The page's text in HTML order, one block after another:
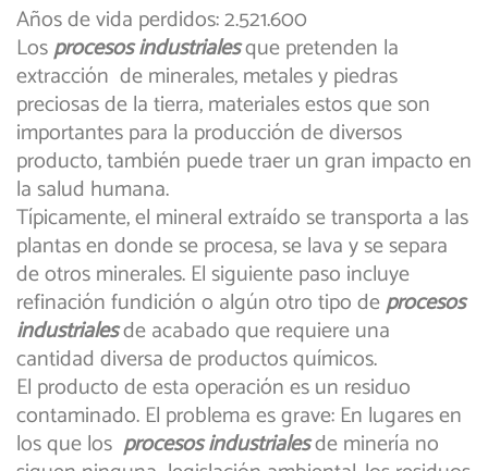
Años de vida perdidos: 2.521.600
Losprocesos industrialesque pretenden la
extracción de minerales, metales y piedras
preciosas de la tierra, materiales estos que son
importantes para la producción de diversos
producto, también puede traer un gran impacto en
la salud humana.
Típicamente, el mineral extraído se transporta a las
plantas en donde se procesa, se lava y se separa
de otros minerales. El siguiente paso incluye
refinación fundición o algún otro tipo deprocesos
industrialesde acabado que requiere una
cantidad diversa de productos químicos.
El producto de esta operación es un residuo
contaminado. El problema es grave: En lugares en
los que los procesos industrialesde minería no